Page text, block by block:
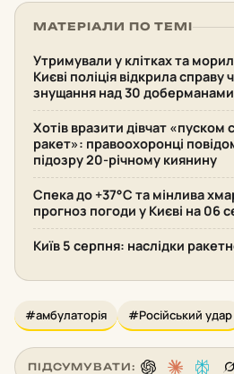
МАТЕРІАЛИ ПО ТЕМІ
Утримували у клітках та
Києві поліція відкрила справу
знущання над 30 доберманами
Хотів вразити дівчат «пуском
ракет»: правоохоронці
підозру 20-річному киянину
Спека до +37°С та мінлива
прогноз погоди у Києві на 06
Київ 5 серпня: наслідки
#амбулаторія #Російський удар
ПІДСУМУВАТИ: